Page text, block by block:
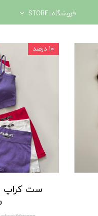
فروشگاه | STORE
ست کراپ
۱۰ درصد